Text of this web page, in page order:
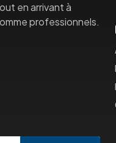
en arrivant à
professionnels.